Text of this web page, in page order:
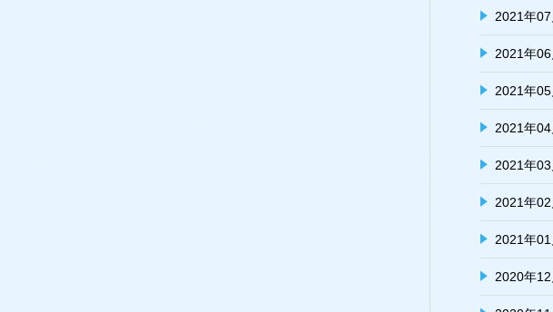
2021年07
2021年06
2021年05
2021年04
2021年03
2021年02
2021年01
2020年12